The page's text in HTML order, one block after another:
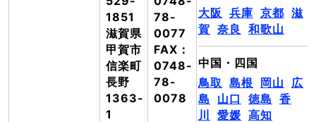
1851
滋賀県
甲賀市
信楽町
長野
1363-
1
78-
0077
FAX：
0748-
78-
0078
大阪 兵庫 京都 滋
賀 奈良 和歌山
中国・四国
鳥取 島根 岡山
広
島
山口 徳島 香
川
愛媛 高知